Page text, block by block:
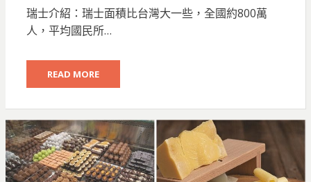
瑞士介紹：瑞士面積比台灣大一些，全國約800萬
人，平均國民所…
READ MORE